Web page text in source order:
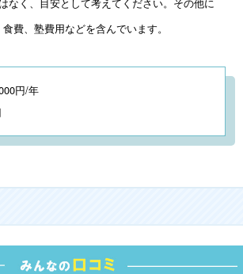
費、塾費用などを含んでいます。
円/年